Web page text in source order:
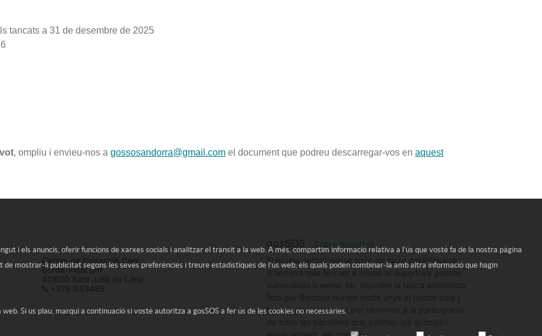
tancats a 31 de desembre de 2025
, ompliu i envieu-nos a gossosandorra@gmail.com el document que podreu descarregar-vos en aquest
Centre de Protecció Caní
Borda Vidal s/n
Sobre nosaltres
Som una entitat sense ànim de lucre del Principat
fem un pas endavant per obrir-nos a la participació
i els anuncis, oferir funcions de xarxes socials i analitzar el trànsit a la web. A més, compartim informació relativa a l’ús que vostè fa de la nostra pàgina
mostrar-li publicitat segons les seves preferències i treure estadístiques de l’ús web; els quals poden combinar-la amb altra informació que hagin
Si us plau, marqui a continuació si vostè autoritza a gosSOS a fer ús de les cookies no necessàries.